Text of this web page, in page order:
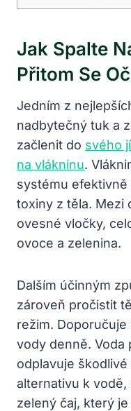
Jak Spalte
Přitom Se
Jedním z
nadbytečný tuk a
začlenit do svého
na vlákninu.
systému
toxiny z těla. Mezi
ovesné vločky,
ovoce a zelenina.
Dalším účinným
zároveň pročistit
režim.
vody denně. Voda
odplavuje
alternativu k
zelený čaj, který